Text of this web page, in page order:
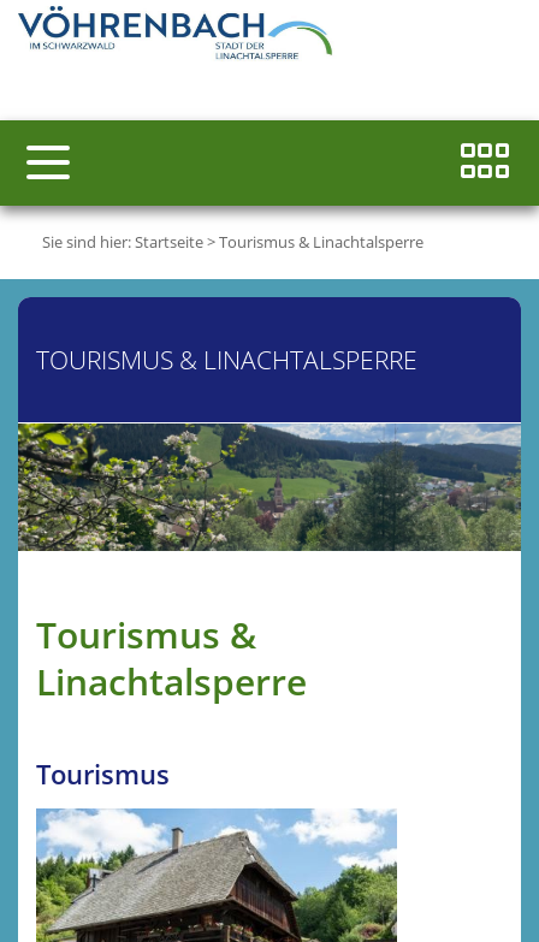
Sie sind hier:Startseite>Tourismus & Linachtalsperre
TOURISMUS & LINACHTALSPERRE
Tourismus &
Linachtalsperre
Tourismus